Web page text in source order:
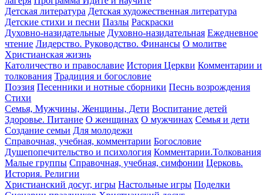
Детская литература Детская художественная литература
Детские стихи и песни Пазлы Раскраски
Духовно-назидательные Духовно-назидательная Ежедневное
чтение Лидерство. Руководство. Финансы О молитве
Христианская жизнь
Католичество и православие История Церкви Комментарии и
толкования Традиция и богословие
Поэзия Песенники и нотные сборники Песнь возрождения
Стихи
Семья, Мужчины, Женщины, Дети Воспитание детей
Здоровье. Питание О женщинах О мужчинах Семья и дети
Создание семьи Для молодежи
Справочная, учебная, комментарии Богословие
Душепопечительство и психология Комментарии.Толкования
Малые группы Справочная, учебная, симфонии Церковь.
История. Религии
Христианский досуг, игры Настольные игры Поделки